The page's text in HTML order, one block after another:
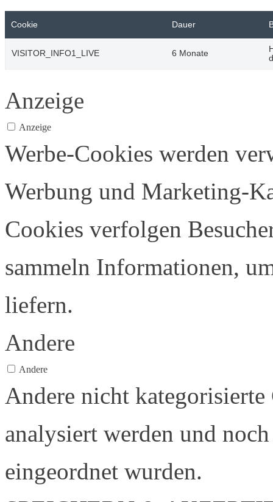
Cookie Dauer
VISITOR_INFO1_LIVE 6 Monate
Anzeige
Anzeige
Werbe-Cookies werden
Werbung und Marketing-
Cookies verfolgen
sammeln Informationen,
liefern.
Andere
Andere
Andere nicht
analysiert werden und
eingeordnet wurden.